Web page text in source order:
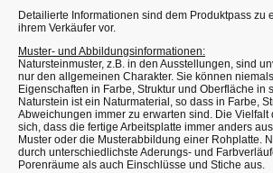
Detailierte Informationen sind dem Produktpass zu
ihrem Verkäufer vor.
Muster- und Abbildungsinformationen:
Natursteinmuster, z.B. in den Ausstellungen, sind
nur den allgemeinen Charakter. Sie können
Eigenschaften in Farbe, Struktur und Oberfläche in
Naturstein ist ein Naturmaterial, so dass in Farbe,
Abweichungen immer zu erwarten sind. Die Vielfalt
sich, dass die fertige Arbeitsplatte immer anders
Muster oder die Musterabbildung einer Rohplatte.
durch unterschiedlichste Aderungs- und
Porenräume als auch Einschlüsse und Stiche aus.